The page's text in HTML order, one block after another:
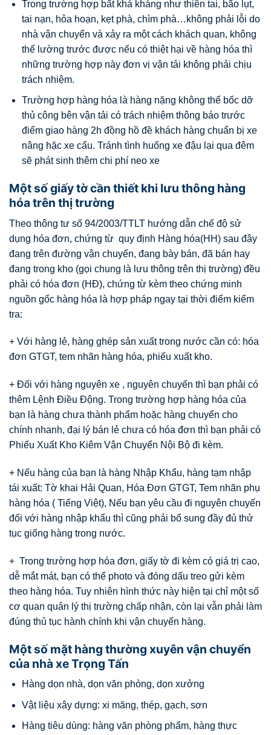
Trong trường hợp bất khả kháng như thiên tai, bão lụt,
tai nạn, hỏa hoạn, kẹt phà, chìm phà…không phải lỗi do
nhà vận chuyển và xảy ra một cách khách quan, không
thể lường trước được nếu có thiệt hại về hàng hóa thì
những trường hợp này đơn vị vận tải không phải chịu
trách nhiệm.
Trường hợp hàng hóa là hàng nặng không thể bốc dỡ
thủ công bên vận tải có trách nhiệm thông báo trước
điểm giao hàng 2h đồng hồ đề khách hàng chuẩn bị xe
nâng hặc xe cẩu. Tránh tình huống xe đậu lại qua đêm
sẽ phát sinh thêm chi phí neo xe
Một số giấy tờ cần thiết khi lưu thông hàng
hóa trên thị trường
Theo thông tư số 94/2003/TTLT hướng dẫn chế độ sử
dụng hóa đơn, chứng từ quy định Hàng hóa(HH) sau đây
đang trên đường vận chuyển, đang bày bán, đã bán hay
đang trong kho (gọi chung là lưu thông trên thị trường) đều
phải có hóa đơn (HĐ), chứng từ kèm theo chứng minh
nguồn gốc hàng hóa là hợp pháp ngay tại thời điểm kiểm
tra:
+ Với hàng lẻ, hàng ghép sản xuất trong nước cần có: hóa
đơn GTGT, tem nhãn hàng hóa, phiếu xuất kho.
+ Đối với hàng nguyên xe , nguyên chuyến thì bạn phải có
thêm Lệnh Điều Động. Trong trường hợp hàng hóa của
bạn là hàng chưa thành phẩm hoặc hàng chuyển cho
chính nhanh, đại lý bán lẻ chưa có hóa đơn thì bạn phải có
Phiếu Xuất Kho Kiêm Vận Chuyển Nội Bộ đi kèm.
+ Nếu hàng của bạn là hàng Nhập Khẩu, hàng tạm nhập
tái xuất: Tờ khai Hải Quan, Hóa Đơn GTGT, Tem nhãn phụ
hàng hóa ( Tiếng Việt), Nếu bạn yêu cầu đi nguyên chuyến
đối với hàng nhập khẩu thì cũng phải bổ sung đầy đủ thử
tục giống hàng trong nước.
+ Trong trường hợp hóa đơn, giấy tờ đi kèm có giá trị cao,
dễ mắt mát, bạn có thể photo và đóng dấu treo gửi kèm
theo hàng hóa. Tuy nhiên hình thức này hiện tại chỉ một số
cơ quan quản lý thị trường chấp nhận, còn lại vẫn phải làm
đúng thủ tục hành chính khi vận chuyển hàng.
Một số mặt hàng thường xuyên vận chuyển
của nhà xe Trọng Tấn
Hàng dọn nhà, dọn văn phòng, dọn xưởng
Vật liệu xây dựng: xi măng, thép, gạch, sơn
Hàng tiêu dùng: hàng văn phòng phẩm, hàng thực